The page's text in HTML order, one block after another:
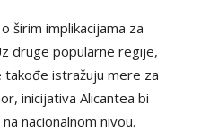
širim implikacijama za
druge popularne regije,
takođe istražuju mere za
inicijativa Alicantea bi
nacionalnom nivou.